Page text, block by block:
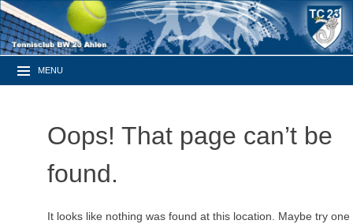
MENU
Oops! That page can’t be
found.
It looks like nothing was found at this location. Maybe try one